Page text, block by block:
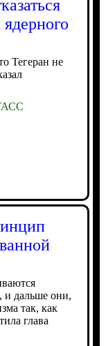
Тегеран не
и дальше они,
так, как
глава